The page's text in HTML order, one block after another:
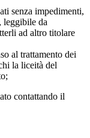
senza impedimenti,
leggibile da
ad altro titolare
al trattamento dei
la liceità del
contattando il